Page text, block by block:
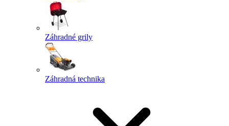
Záhradné grily
Záhradná technika